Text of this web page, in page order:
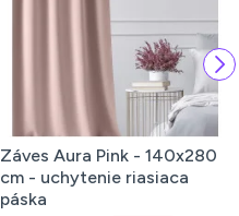
Záves Aura Pink - 140x280
cm - uchytenie riasiaca
páska